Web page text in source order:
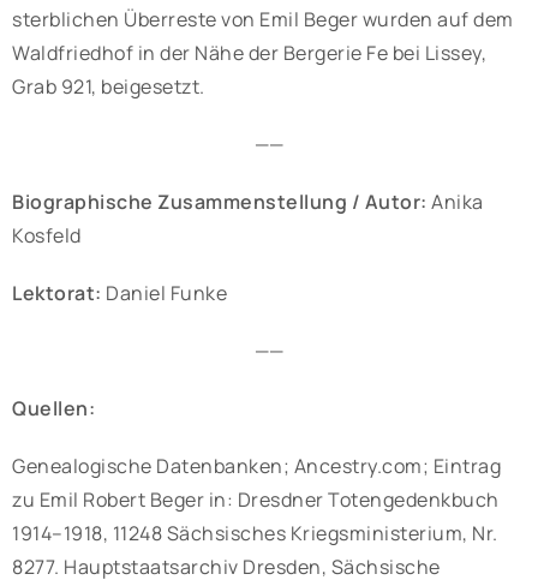
sterblichen Überreste von Emil Beger wurden auf dem
Waldfriedhof in der Nähe der Bergerie Fe bei Lissey,
Grab 921, beigesetzt.
——
Biographische Zusammenstellung / Autor: Anika
Kosfeld
Lektorat: Daniel Funke
——
Quellen:
Genealogische Datenbanken; Ancestry.com; Eintrag
zu Emil Robert Beger in: Dresdner Totengedenkbuch
1914–1918, 11248 Sächsisches Kriegsministerium, Nr.
8277. Hauptstaatsarchiv Dresden, Sächsische